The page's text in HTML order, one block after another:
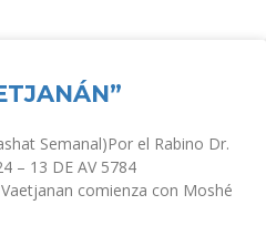
Semanal)Por el Rabino Dr.
– 13 DE AV 5784
comienza con Moshé